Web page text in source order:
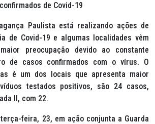
confirmados de Covid-19
Paulista está realizando ações de
de Covid-19 e algumas localidades vêm
preocupação devido ao constante
de casos confirmados com o vírus. O
é um dos locais que apresenta maior
testados positivos, são 24 casos,
II, com 22.
feira, 23, em ação conjunta a Guarda